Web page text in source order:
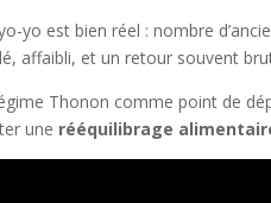
yo est bien réel : nombre
affaibli, et un retour souvent
Thonon comme point de
une rééquilibrage